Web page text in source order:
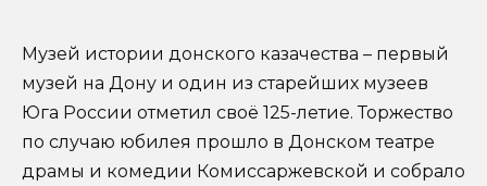
Музей истории донского казачества – первый
музей на Дону и один из старейших музеев
Юга России отметил своё 125-летие. Торжество
по случаю юбилея прошло в Донском театре
драмы и комедии Комиссаржевской и собрало